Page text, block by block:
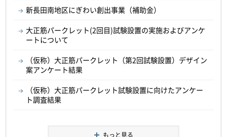
新長田南地区にぎわい創出事業（補助金）
大正筋パークレット(2回目)試験設置の実施およびアンケ
ートについて
（仮称）大正筋パークレット（第2回試験設置）デザイン
案アンケート結果
（仮称）大正筋パークレット試験設置に向けたアンケー
ト調査結果
もっと見る